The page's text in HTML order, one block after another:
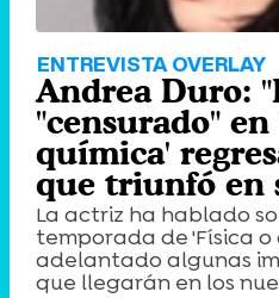
ENTREVISTA OVERLAY
Andrea Duro:
"censurado"
química'
que triunfó en
La actriz ha hablado
temporada de 'Física o
adelantado algunas
que llegarán en los